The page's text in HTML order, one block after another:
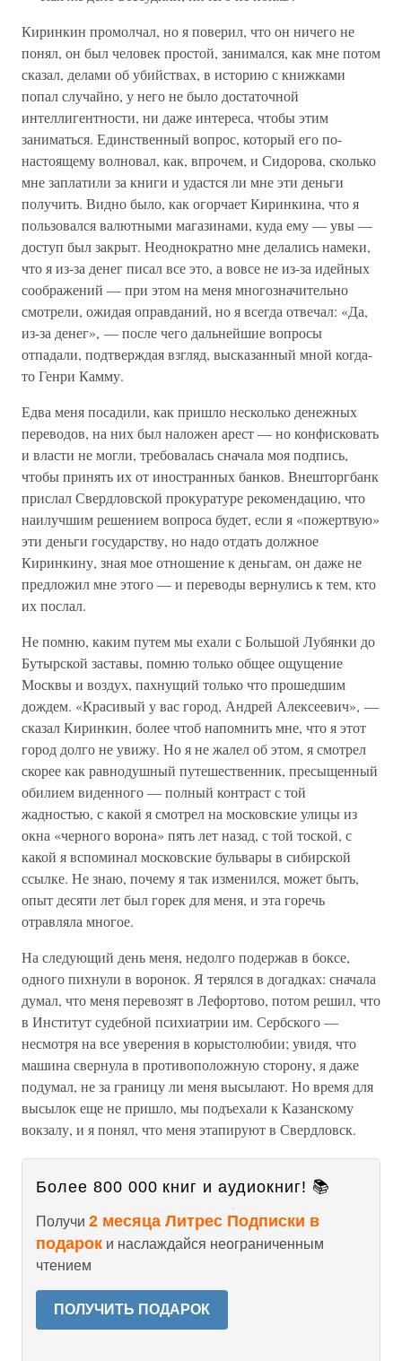
Киринкин промолчал, но я поверил, что он ничего не
понял, он был человек простой, занимался, как мне потом
сказал, делами об убийствах, в историю с книжками
попал случайно, у него не было достаточной
интеллигентности, ни даже интереса, чтобы этим
заниматься. Единственный вопрос, который его по-
настоящему волновал, как, впрочем, и Сидорова, сколько
мне заплатили за книги и удастся ли мне эти деньги
получить. Видно было, как огорчает Киринкина, что я
пользовался валютными магазинами, куда ему — увы —
доступ был закрыт. Неоднократно мне делались намеки,
что я из-за денег писал все это, а вовсе не из-за идейных
соображений — при этом на меня многозначительно
смотрели, ожидая оправданий, но я всегда отвечал: «Да,
из-за денег», — после чего дальнейшие вопросы
отпадали, подтверждая взгляд, высказанный мной когда-
то Генри Камму.
Едва меня посадили, как пришло несколько денежных
переводов, на них был наложен арест — но конфисковать
и власти не могли, требовалась сначала моя подпись,
чтобы принять их от иностранных банков. Внешторгбанк
прислал Свердловской прокуратуре рекомендацию, что
наилучшим решением вопроса будет, если я «пожертвую»
эти деньги государству, но надо отдать должное
Киринкину, зная мое отношение к деньгам, он даже не
предложил мне этого — и переводы вернулись к тем, кто
их послал.
Не помню, каким путем мы ехали с Большой Лубянки до
Бутырской заставы, помню только общее ощущение
Москвы и воздух, пахнущий только что прошедшим
дождем. «Красивый у вас город, Андрей Алексеевич», —
сказал Киринкин, более чтоб напомнить мне, что я этот
город долго не увижу. Но я не жалел об этом, я смотрел
скорее как равнодушный путешественник, пресыщенный
обилием виденного — полный контраст с той
жадностью, с какой я смотрел на московские улицы из
окна «черного ворона» пять лет назад, с той тоской, с
какой я вспоминал московские бульвары в сибирской
ссылке. Не знаю, почему я так изменился, может быть,
опыт десяти лет был горек для меня, и эта горечь
отравляла многое.
На следующий день меня, недолго подержав в боксе,
одного пихнули в воронок. Я терялся в догадках: сначала
думал, что меня перевозят в Лефортово, потом решил, что
в Институт судебной психиатрии им. Сербского —
несмотря на все уверения в корыстолюбии; увидя, что
машина свернула в противоположную сторону, я даже
подумал, не за границу ли меня высылают. Но время для
высылок еще не пришло, мы подъехали к Казанскому
вокзалу, и я понял, что меня этапируют в Свердловск.
Более 800 000 книг и аудиокниг! 📚
Получи 2 месяца Литрес Подписки в
подарок и наслаждайся неограниченным
чтением
ПОЛУЧИТЬ ПОДАРОК